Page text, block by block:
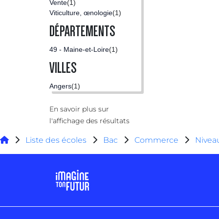
Vente(1)
Viticulture, œnologie(1)
DÉPARTEMENTS
49 - Maine-et-Loire(1)
VILLES
Angers(1)
En savoir plus sur
l'affichage des résultats
Liste des écoles Bac Commerce